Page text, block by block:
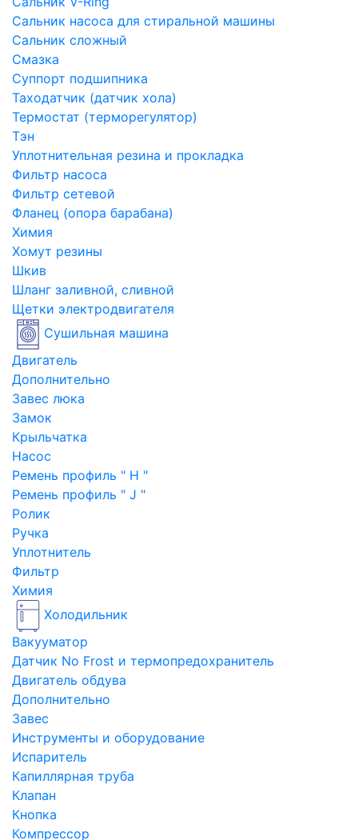
Сальник насоса для стиральной машины
Сальник сложный
Смазка
Суппорт подшипника
Таходатчик (датчик хола)
Термостат (терморегулятор)
Тэн
Уплотнительная резина и прокладка
Фильтр насоса
Фильтр сетевой
Фланец (опора барабана)
Химия
Хомут резины
Шкив
Шланг заливной, сливной
Щетки электродвигателя
Сушильная машина
Двигатель
Дополнительно
Завес люка
Замок
Крыльчатка
Насос
Ремень профиль " H "
Ремень профиль " J "
Ролик
Ручка
Уплотнитель
Фильтр
Химия
Холодильник
Вакууматор
Датчик No Frost и термопредохранитель
Двигатель обдува
Дополнительно
Завес
Инструменты и оборудование
Испаритель
Капиллярная труба
Клапан
Кнопка
Компрессор